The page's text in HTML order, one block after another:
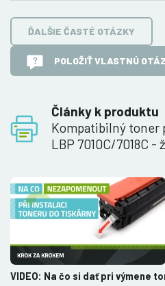
Články k produktu
Kompatibilný toner
LBP 7010C/7018C -
ĎALŠIE ČASTÉ OTÁZKY
POLOŽIŤ VLASTNÚ
VIDEO: Na čo si dať pri výmene